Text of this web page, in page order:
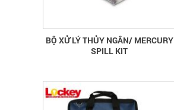
BỘ XỬ LÝ THỦY NGÂN/ MERCURY
SPILL KIT